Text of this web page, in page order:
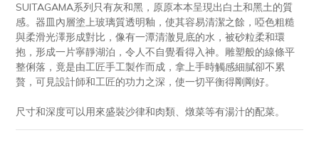
SUITAGAMA系列只有灰和黑，原原本本呈現出白土和黑土的質
感。器皿內層塗上玻璃質透明釉，使其容易清潔之餘，啞色粗糙
與柔滑光澤形成對比，像有一潭清澈見底的水，被砂粒柔和環
抱，形成一片寧靜湖泊，令人不自覺看得入神。雕塑般的線條平
整俐落，竟是由工匠手工製作而成，拿上手時觸感細膩卻不累
贅，可見設計師和工匠的功力之深，使一切平衡得剛剛好。
尺寸和深度可以用來盛裝沙律和肉類、燉菜等有湯汁的配菜。